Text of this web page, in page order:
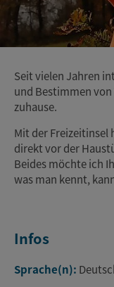
Seit vielen Jahren
und Bestimmen von
zuhause.
Mit der Freizeitinsel
direkt vor der
Beides möchte ich
was man kennt,
Infos
Sprache(n):